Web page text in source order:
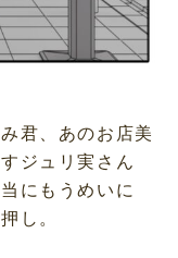
君、あのお店美
ジュリ実さん
にもうめいに
し。